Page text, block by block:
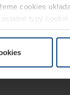
cookies
typy
cookie na